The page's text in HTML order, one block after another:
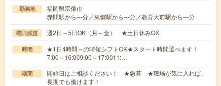
勤務地
福岡県宗像市
赤間駅から---分／東郷駅から---分／教育大前駅から---分
曜日頻度 週2日～5日OK（月～金） ★土日休みOK
時間
★1日4時間～の時短シフトOK★スタート時間選べます！
7:00～16:009:00～17:0011:…
期間
開始日はご相談ください！ ★急募 ★職場が気に入れば、
長期でも働けます！